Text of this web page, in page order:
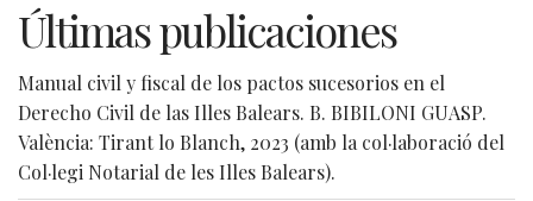
Últimas publicaciones
Manual civil y fiscal de los pactos sucesorios en el
Derecho Civil de las Illes Balears. B. BIBILONI GUASP.
València: Tirant lo Blanch, 2023 (amb la col·laboració del
Col·legi Notarial de les Illes Balears).